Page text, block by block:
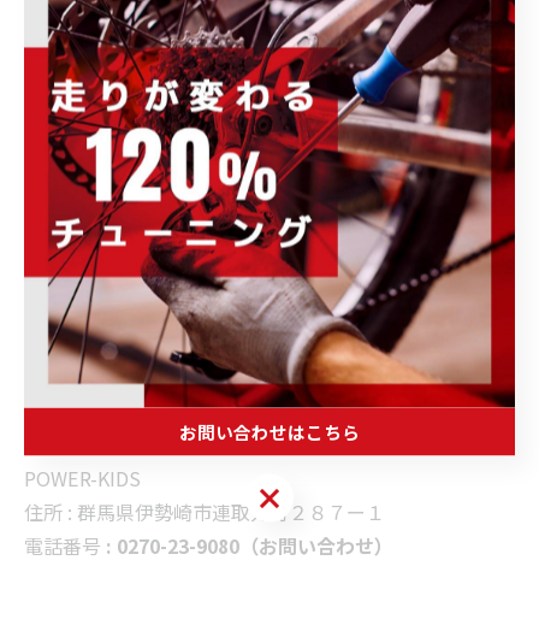
討中の方まで
本格的MTBライフを体験できるツアーです。
参加してみたい！という方や
e-MTBが気になっているはお気軽にスタッフまでお問い
合わせください。
伊勢崎店の店頭にも試乗車の用意がありますので、
サイズ感等で気になることや、乗ってみたいという方は
お気軽にスタッフへお声がけください♪
--------------------------------------------------------------------
POWER-KIDS
住所 : 群馬県伊勢崎市連取元町２８７ー１
電話番号 : 0270-23-9080（お問い合わせ）
お問い合わせはこちら
お問い合わせはこちら